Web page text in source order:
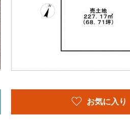
お気に入り